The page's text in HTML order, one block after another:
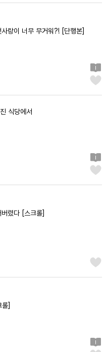
랑이 너무 무거워?! [단행본]
식당에서
렸다 [스크롤]
롤]